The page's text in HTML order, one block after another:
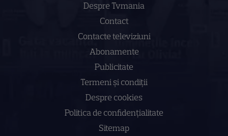
Despre Tvmania
Contact
Contacte televiziuni
Abonamente
Publicitate
Termeni și condiții
Despre cookies
Politica de confidenţialitate
Sitemap